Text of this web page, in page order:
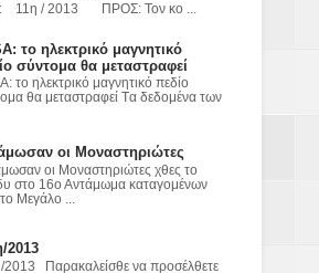
/ 2013 ΠΡΟΣ: Τον κο ...
το ηλεκτρικό μαγνητικό
σύντομα θα μεταστραφεί
το ηλεκτρικό μαγνητικό πεδίο
θα μεταστραφεί Tα δεδομένα των
οι Μοναστηριώτες
οι Μοναστηριώτες χθες το
στο 16ο Αντάμωμα καταγομένων
Μεγάλο ...
Παρακαλείσθε να προσέλθετε